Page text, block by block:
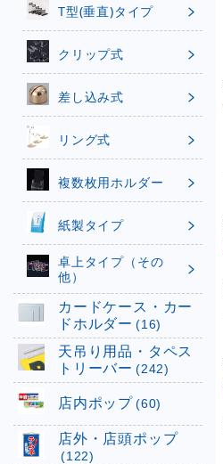
T型(垂直)タイプ
クリップ式
差し込み式
リング式
複数枚用ホルダー
紙製タイプ
卓上タイプ（その
他）
カードケース・カー
ドホルダー (16)
天吊り用品・タペス
トリーバー (242)
店内ポップ(60)
店外・店頭ポップ
(122)